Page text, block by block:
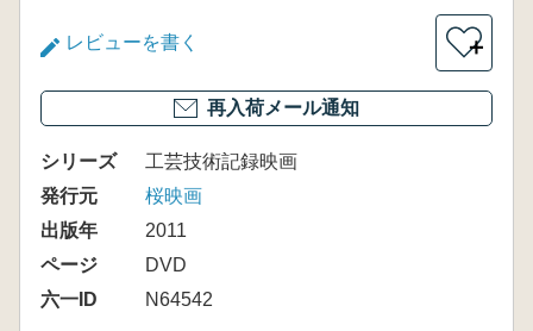
レビューを書く ＋
再入荷メール通知
シリーズ
工芸技術記録映画
発行元
桜映画
出版年
2011
ページ
DVD
六一ID
N64542